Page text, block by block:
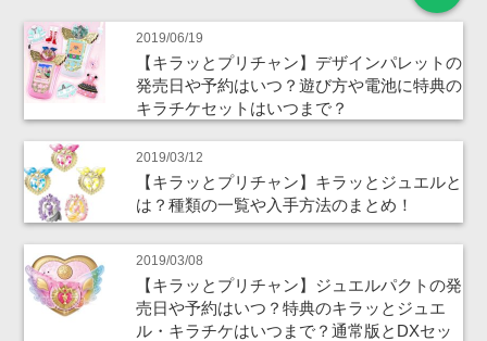
2019/06/19
【キラッとプリチャン】デザインパレットの
発売日や予約はいつ？遊び方や電池に特典の
キラチケセットはいつまで？
2019/03/12
【キラッとプリチャン】キラッとジュエルと
は？種類の一覧や入手方法のまとめ！
2019/03/08
【キラッとプリチャン】ジュエルパクトの発
売日や予約はいつ？特典のキラッとジュエ
ル・キラチケはいつまで？通常版とDXセッ